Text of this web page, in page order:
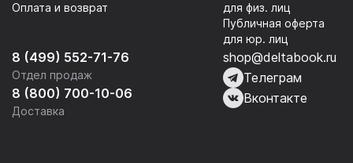
8 (499) 552-71-76
Отдел продаж
8 (800) 700-10-06
Доставка
Оплата и возврат
для физ. лиц
Публичная оферта
для юр. лиц
shop@deltabook.ru
Телеграм
Вконтакте